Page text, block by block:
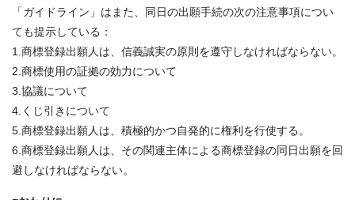
「ガイドライン」はまた、同日の出願手続の次の注意事項につい
ても提示している：
1.商標登録出願人は、信義誠実の原則を遵守しなければならない。
2.商標使用の証拠の効力について
3.協議について
4.くじ引きについて
5.商標登録出願人は、積極的かつ自発的に権利を行使する。
6.商標登録出願人は、その関連主体による商標登録の同日出願を回
避しなければならない。